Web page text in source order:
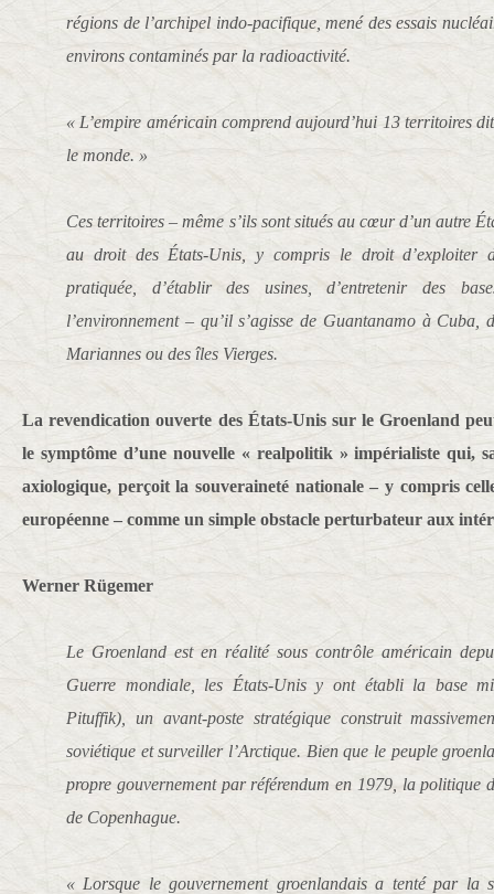
régions de l’archipel indo-pacifique, mené des essais
environs contaminés par la radioactivité.
« L’empire américain comprend aujourd’hui 13 territoires
le monde. »
Ces territoires – même s’ils sont situés au cœur d’un autre
au droit des États-Unis, y compris le droit d’exploiter
pratiquée, d’établir des usines, d’entretenir des
l’environnement – ​​qu’il s’agisse de Guantanamo à Cuba,
Mariannes ou des îles Vierges.
La revendication ouverte des États-Unis sur le Groenland
le symptôme d’une nouvelle « realpolitik » impérialiste qui,
axiologique, perçoit la souveraineté nationale – y compris
européenne – comme un simple obstacle perturbateur aux
Werner Rügemer
Le Groenland est en réalité sous contrôle américain
Guerre mondiale, les États-Unis y ont établi la base
Pituffik), un avant-poste stratégique construit
soviétique et surveiller l’Arctique. Bien que le peuple
propre gouvernement par référendum en 1979, la politique
de Copenhague.
« Lorsque le gouvernement groenlandais a tenté par la